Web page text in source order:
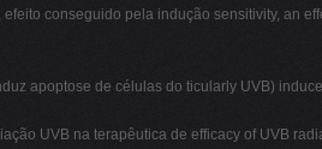
conseguido pela indução sensitivity, an
apoptose de células do ticularly UVB)
UVB na terapêutica de efficacy of UVB